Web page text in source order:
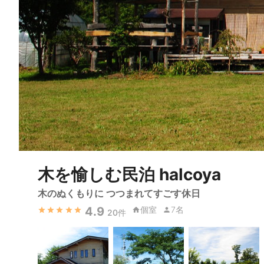
木を愉しむ民泊 halcoya
木のぬくもりに つつまれてすごす休日
4.9 20件 個室 7名